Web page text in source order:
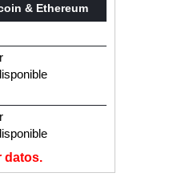
& Ethereum
datos.